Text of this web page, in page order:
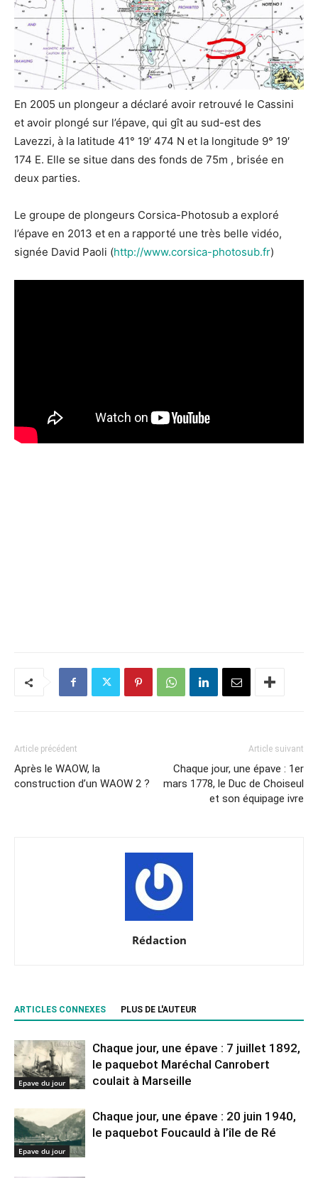
En 2005 un plongeur a déclaré avoir retrouvé le Cassini
et avoir plongé sur l’épave, qui gît au sud-est des
Lavezzi, à la latitude 41° 19′ 474 N et la longitude 9° 19′
174 E. Elle se situe dans des fonds de 75m , brisée en
deux parties.
Le groupe de plongeurs Corsica-Photosub a exploré
l’épave en 2013 et en a rapporté une très belle vidéo,
signée David Paoli (http://www.corsica-photosub.fr)
Article précédent
Après le WAOW, la
construction d’un WAOW 2 ?
Article suivant
Chaque jour, une épave : 1er
mars 1778, le Duc de Choiseul
et son équipage ivre
Rédaction
ARTICLES CONNEXES PLUS DE L'AUTEUR
Epave du jour
Chaque jour, une épave : 7 juillet 1892,
le paquebot Maréchal Canrobert
coulait à Marseille
Epave du jour
Chaque jour, une épave : 20 juin 1940,
le paquebot Foucauld à l’île de Ré